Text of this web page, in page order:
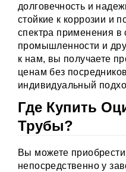
долговечность и
стойкие к коррозии и
спектра применения в
промышленности и
к нам, вы получаете
ценам без
индивидуальный
Где Купить
Трубы?
Вы можете
непосредственно у